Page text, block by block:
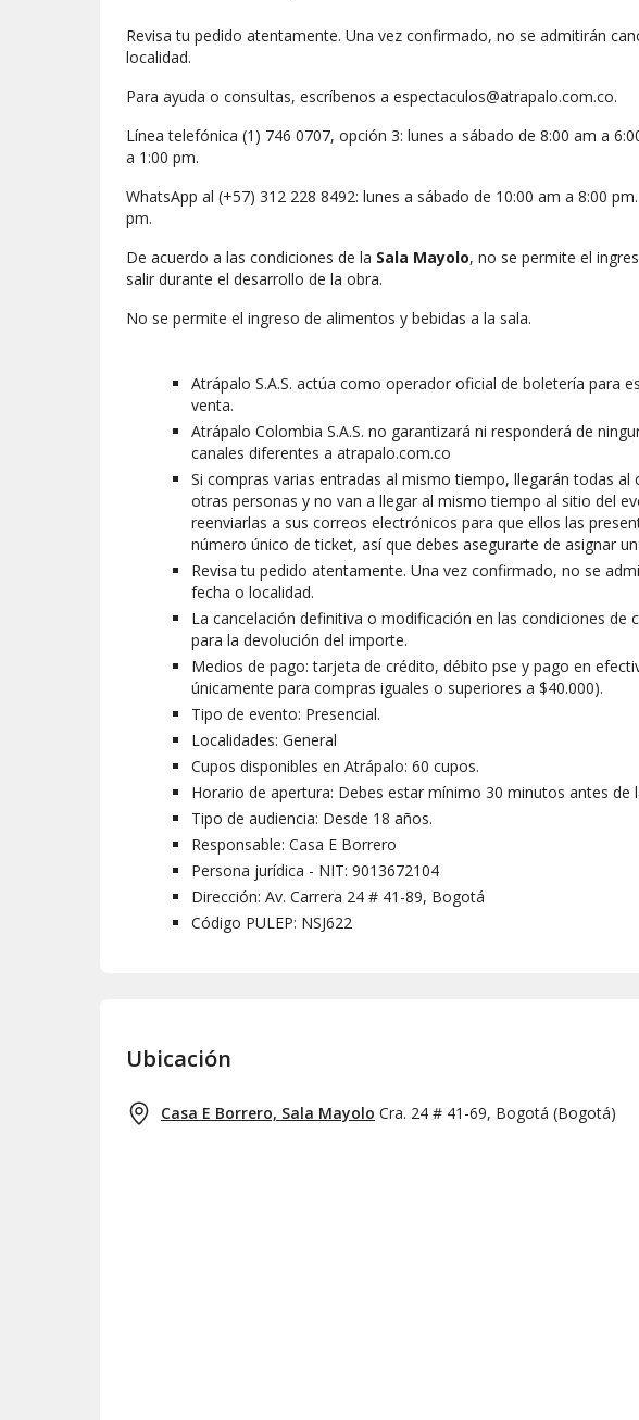
Revisa tu pedido atentamente. Una vez confirmado, no se admitirán
localidad.
Para ayuda o consultas, escríbenos a espectaculos@atrapalo.com.co.
Línea telefónica (1) 746 0707, opción 3: lunes a sábado de 8:00 am a
a 1:00 pm.
WhatsApp al (+57) 312 228 8492: lunes a sábado de 10:00 am a 8:00
pm.
De acuerdo a las condiciones de la Sala Mayolo, no se permite el
salir durante el desarrollo de la obra.
No se permite el ingreso de alimentos y bebidas a la sala.
Atrápalo S.A.S. actúa como operador oficial de boletería para
venta.
Atrápalo Colombia S.A.S. no garantizará ni responderá de
canales diferentes a atrapalo.com.co
Si compras varias entradas al mismo tiempo, llegarán todas al
otras personas y no van a llegar al mismo tiempo al sitio del
reenviarlas a sus correos electrónicos para que ellos las
número único de ticket, así que debes asegurarte de asignar
Revisa tu pedido atentamente. Una vez confirmado, no se
fecha o localidad.
La cancelación definitiva o modificación en las condiciones de
para la devolución del importe.
Medios de pago: tarjeta de crédito, débito pse y pago en
únicamente para compras iguales o superiores a $40.000).
Tipo de evento: Presencial.
Localidades: General
Cupos disponibles en Atrápalo: 60 cupos.
Horario de apertura: Debes estar mínimo 30 minutos antes de
Tipo de audiencia: Desde 18 años.
Responsable: Casa E Borrero
Persona jurídica - NIT: 9013672104
Dirección: Av. Carrera 24 # 41-89, Bogotá
Código PULEP: NSJ622
Ubicación
Casa E Borrero, Sala Mayolo Cra. 24 # 41-69, Bogotá (Bogotá)